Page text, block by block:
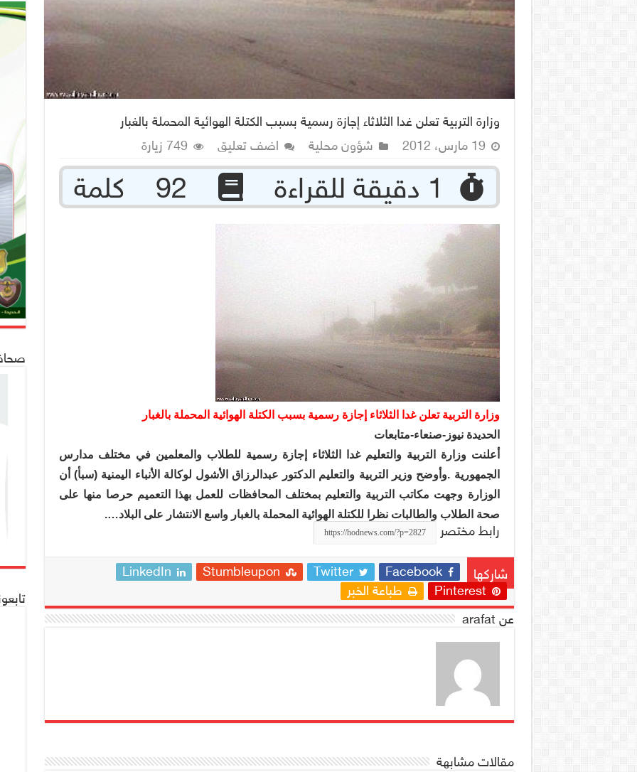
وزارة التربية تعلن غدا الثلاثاء إجازة رسمية بسبب الكتلة الهوائية المحملة بالغبار
19 مارس، 2012
شؤون محلية اضف تعليق 749 زيارة
وزارة التربية تعلن غدا الثلاثاء إجازة رسمية بسبب الكتلة الهوائية المحملة بالغبار
الحديدة نيوز-صنعاء-متابعات
أعلنت وزارة التربية والتعليم غدا الثلاثاء إجازة رسمية للطلاب والمعلمين في مختلف مدارس
الجمهورية .وأوضح وزير التربية والتعليم الدكتور عبدالرزاق الأشول لوكالة الأنباء اليمنية (سبأ) أن
الوزارة وجهت مكاتب التربية والتعليم بمختلف المحافظات للعمل بهذا التعميم حرصا منها على
صحة الطلاب والطالبات نظرا للكتلة الهوائية المحملة بالغبار واسع الانتشار على البلاد….
رابط مختصر
شاركها Facebook
Twitter
Stumbleupon
LinkedIn
Pinterest
طباعة الخبر
عن arafat
مقالات مشابهة
صحافة